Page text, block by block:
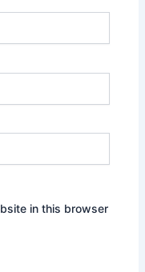
in this browser